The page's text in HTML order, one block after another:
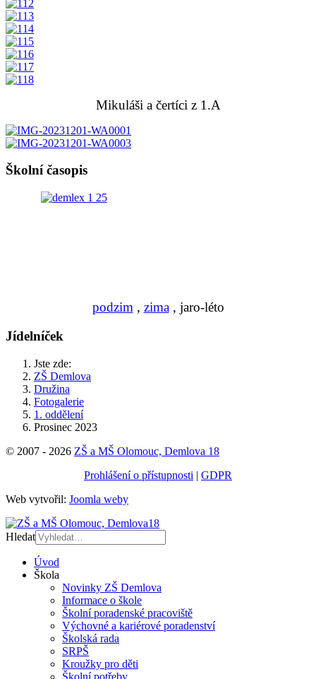
Mikuláši a čertíci z 1.A
Školní časopis
podzim , zima, jaro-léto
Jídelníček
Jste zde:
ZŠ Demlova
Družina
Fotogalerie
1. oddělení
Prosinec 2023
© 2007 - 2026 ZŠ a MŠ Olomouc, Demlova 18
Prohlášení o přístupnosti | GDPR
Web vytvořil: Joomla weby
Hledat
Úvod
Škola
Novinky ZŠ Demlova
Informace o škole
Školní poradenské pracoviště
Výchovné a kariérové poradenství
Školská rada
SRPŠ
Kroužky pro děti
Školní potřeby